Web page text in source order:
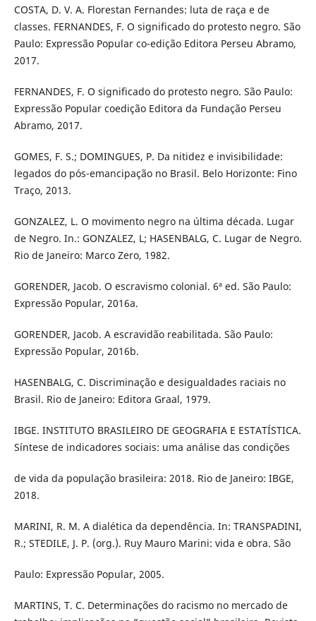
COSTA, D. V. A. Florestan Fernandes: luta de raça e de
classes. FERNANDES, F. O significado do protesto negro. São
Paulo: Expressão Popular co-edição Editora Perseu Abramo,
2017.
FERNANDES, F. O significado do protesto negro. São Paulo:
Expressão Popular coedição Editora da Fundação Perseu
Abramo, 2017.
GOMES, F. S.; DOMINGUES, P. Da nitidez e invisibilidade:
legados do pós-emancipação no Brasil. Belo Horizonte: Fino
Traço, 2013.
GONZALEZ, L. O movimento negro na última década. Lugar
de Negro. In.: GONZALEZ, L; HASENBALG, C. Lugar de Negro.
Rio de Janeiro: Marco Zero, 1982.
GORENDER, Jacob. O escravismo colonial. 6ª ed. São Paulo:
Expressão Popular, 2016a.
GORENDER, Jacob. A escravidão reabilitada. São Paulo:
Expressão Popular, 2016b.
HASENBALG, C. Discriminação e desigualdades raciais no
Brasil. Rio de Janeiro: Editora Graal, 1979.
IBGE. INSTITUTO BRASILEIRO DE GEOGRAFIA E ESTATÍSTICA.
Síntese de indicadores sociais: uma análise das condições
de vida da população brasileira: 2018. Rio de Janeiro: IBGE,
2018.
MARINI, R. M. A dialética da dependência. In: TRANSPADINI,
R.; STEDILE, J. P. (org.). Ruy Mauro Marini: vida e obra. São
Paulo: Expressão Popular, 2005.
MARTINS, T. C. Determinações do racismo no mercado de